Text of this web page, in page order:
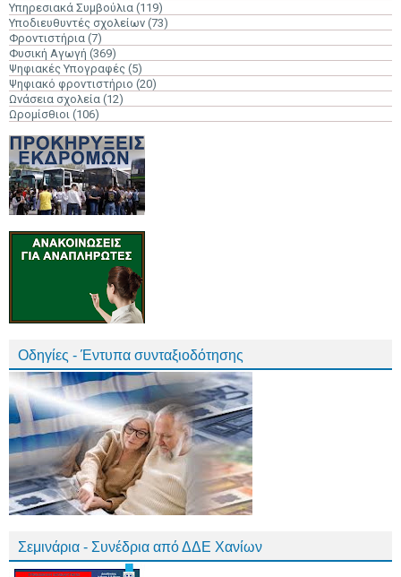
Υπηρεσιακά Συμβούλια (119)
Υποδιευθυντές σχολείων (73)
Φροντιστήρια (7)
Φυσική Αγωγή (369)
Ψηφιακές Υπογραφές (5)
Ψηφιακό φροντιστήριο (20)
Ωνάσεια σχολεία (12)
Ωρομίσθιοι (106)
Οδηγίες - Έντυπα συνταξιοδότησης
Σεμινάρια - Συνέδρια από ΔΔΕ Χανίων